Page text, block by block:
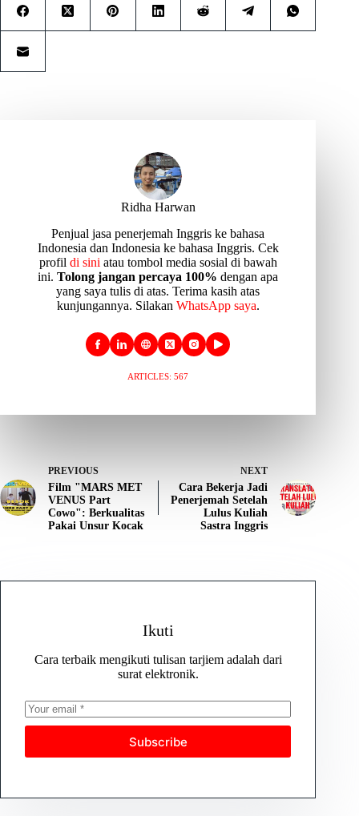
Ridha Harwan
Penjual jasa penerjemah Inggris ke bahasa
Indonesia dan Indonesia ke bahasa Inggris. Cek
profil di sini atau tombol media sosial di bawah
ini.Tolong jangan percaya 100% dengan apa
yang saya tulis di atas. Terima kasih atas
kunjungannya. Silakan WhatsApp saya.
ARTICLES: 567
PREVIOUS
Film "MARS MET
VENUS Part
Cowo": Berkualitas
Pakai Unsur Kocak
NEXT
Cara Bekerja Jadi
Penerjemah Setelah
Lulus Kuliah
Sastra Inggris
Ikuti
Cara terbaik mengikuti tulisan tarjiem adalah dari
surat elektronik.
Subscribe